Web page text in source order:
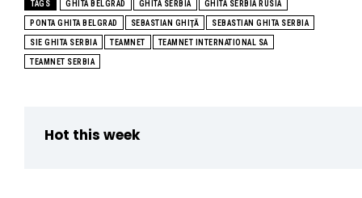
TAGS GHITA BELGRAD GHITA SERBIA GHITA SERBIA RUSIA
PONTA GHITA BELGRAD SEBASTIAN GHIŢĂ SEBASTIAN GHITA SERBIA
SIE GHITA SERBIA TEAMNET TEAMNET INTERNATIONAL SA
TEAMNET SERBIA
Hot this week